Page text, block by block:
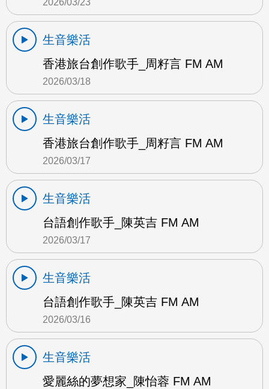
2026/03/23
生音樂活
香港旅台創作歌手_周籽言 FM AM
2026/03/18
生音樂活
香港旅台創作歌手_周籽言 FM AM
2026/03/17
生音樂活
台語創作歌手_陳英吉 FM AM
2026/03/17
生音樂活
台語創作歌手_陳英吉 FM AM
2026/03/16
生音樂活
愛麗絲的夢想家_陳怡蓉 FM AM